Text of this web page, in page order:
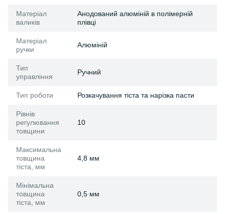
Матеріал
валиків
Анодований алюміній в полімерній
плівці
Матеріал
ручки
Алюміній
Тип
управління
Ручний
Тип роботи Розкачування тіста та нарізка пасти
Рівнів
регулювання
товщини
10
Максимальна
товщина
тіста, мм
4,8 мм
Мінімальна
товщина
тіста, мм
0,5 мм